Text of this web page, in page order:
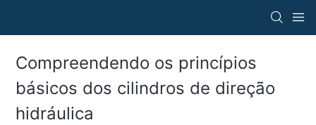
Compreendendo os princípios
básicos dos cilindros de direção
hidráulica